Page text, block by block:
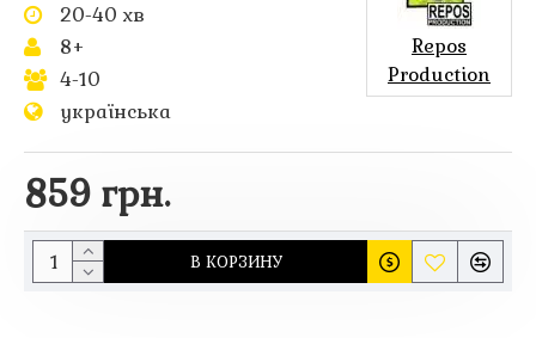
859 грн.
20-40 хв
8+
4-10
українська
Repos
Production
В КОРЗИНУ